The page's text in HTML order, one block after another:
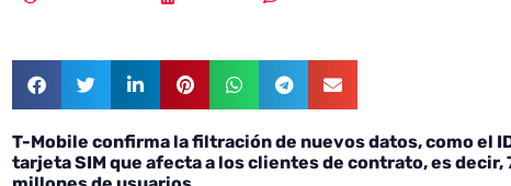
T-Mobile confirma la filtración de nuevos datos, como el
tarjeta SIM que afecta a los clientes de contrato, es decir,